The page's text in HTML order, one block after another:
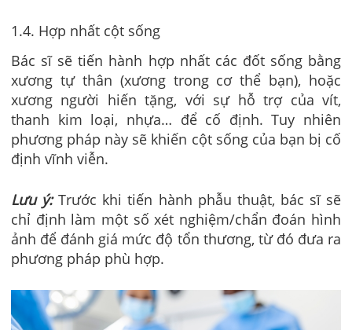
1.4. Hợp nhất cột sống
Bác sĩ sẽ tiến hành hợp nhất các đốt sống bằng
xương tự thân (xương trong cơ thể bạn), hoặc
xương người hiến tặng, với sự hỗ trợ của vít,
thanh kim loại, nhựa… để cố định. Tuy nhiên
phương pháp này sẽ khiến cột sống của bạn bị cố
định vĩnh viễn.
Lưu ý:Trước khi tiến hành phẫu thuật, bác sĩ sẽ
chỉ định làm một số xét nghiệm/chẩn đoán hình
ảnh để đánh giá mức độ tổn thương, từ đó đưa ra
phương pháp phù hợp.